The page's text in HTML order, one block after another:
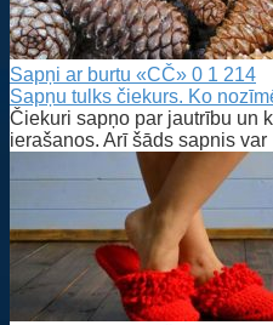
Sapņi ar burtu «CČ» 0 1 214
Sapņu tulks čiekurs. Ko
Čiekuri sapņo par jautrību un
ierašanos. Arī šāds sapnis var